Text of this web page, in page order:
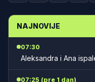
NAJNOVIJE
07:30
Aleksandra i Ana
07:25 (pre 1 dan)